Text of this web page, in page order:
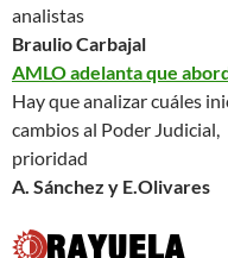
analistas
Braulio Carbajal
AMLO adelanta que
Hay que analizar cuáles
cambios al Poder Judicial,
prioridad
A. Sánchez y E.Olivares